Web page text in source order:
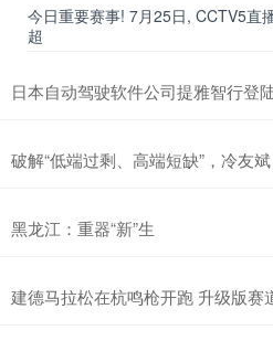
深证成指 14311.01
今日重要赛事! 7月25日, CCTV5直
超
日本自动驾驶软件公司提雅智行登
破解“低端过剩、高端短缺”，冷友
黑龙江：重器“新”生
建德马拉松在杭鸣枪开跑 升级版赛